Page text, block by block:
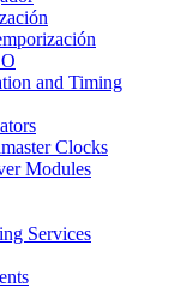
and Timing
Clocks
Modules
Services